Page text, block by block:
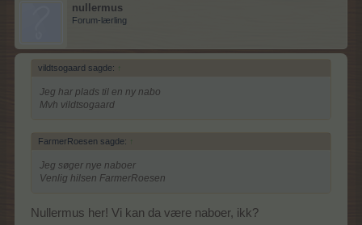
nullermus
Forum-lærling
vildtsogaard sagde: ↑
Jeg har plads til en ny nabo
Mvh vildtsogaard
FarmerRoesen sagde: ↑
Jeg søger nye naboer
Venlig hilsen FarmerRoesen
Nullermus her! Vi kan da være naboer, ikk?